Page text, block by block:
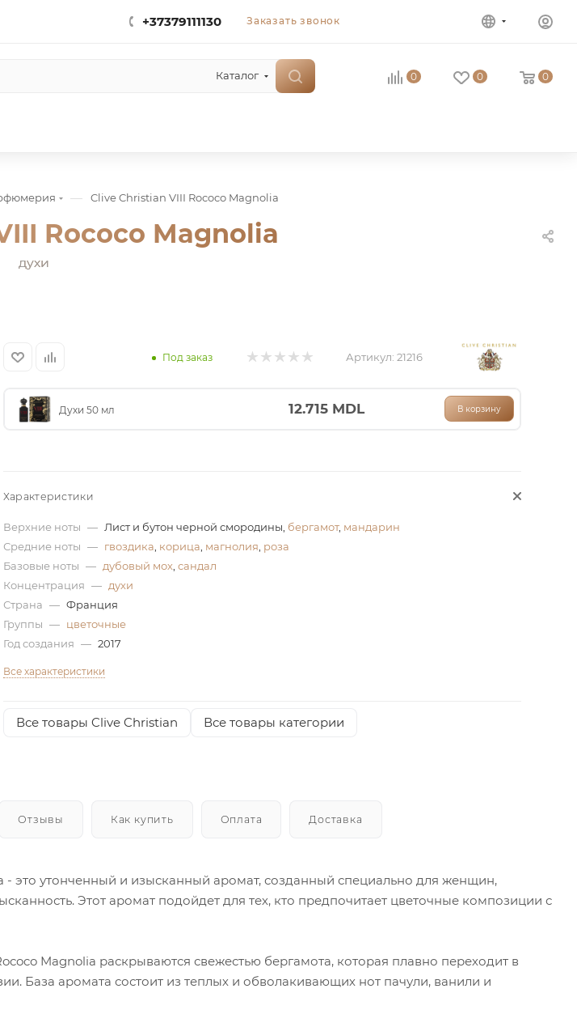
+37379111130 Заказать звонок
Каталог 0 0 0
— Clive Christian VIII Rococo Magnolia
Rococo Magnolia
духи
Под заказ Артикул: 21216
Духи 50 мл 12.715 MDL В корзину
Характеристики
Верхние ноты — Лист и бутон черной смородины, бергамот, мандарин
Средние ноты — гвоздика корица магнолия роза
Базовые ноты — дубовый мох, сандал
Концентрация — духи
Страна — Франция
Группы — цветочные
Год создания — 2017
Все характеристики
Все товары Clive Christian Все товары категории
Отзывы Как купить Оплата Доставка
- это утонченный и изысканный аромат, созданный специально для женщин,
Этот аромат подойдет для тех, кто предпочитает цветочные композиции с
Magnolia раскрываются свежестью бергамота, которая плавно переходит в
База аромата состоит из теплых и обволакивающих нот пачули, ванили и